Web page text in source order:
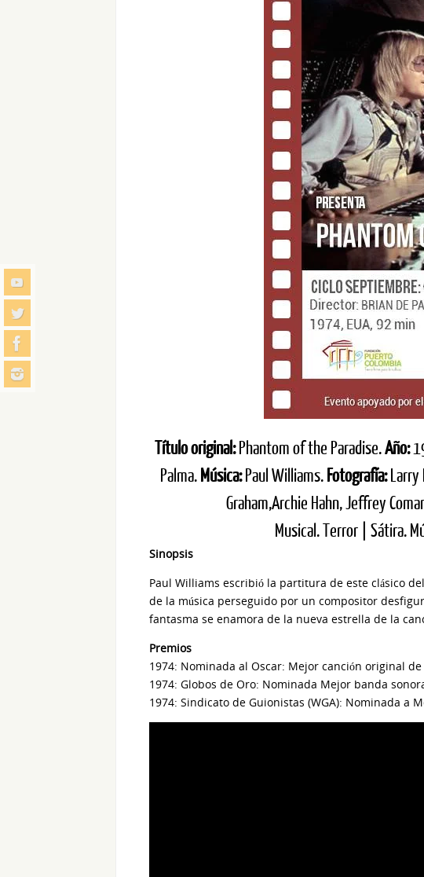
Título original:Phantom of the Paradise.Año:
Palma. Música:Paul Williams. Fotografía:Larry
Graham,Archie Hahn, Jeffrey
Musical. Terror | Sátira.
Sinopsis
Paul Williams escribió la partitura de este clásico
de la música perseguido por un compositor
fantasma se enamora de la nueva estrella de la
Premios
1974: Nominada al Oscar: Mejor canción original de
1974: Globos de Oro: Nominada Mejor banda
1974: Sindicato de Guionistas (WGA): Nominada a